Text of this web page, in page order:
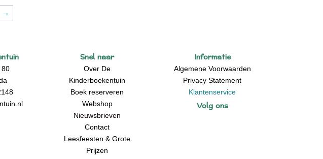
→
80
Snel naar
Over De
Kinderboekentuin
Boek reserveren
Webshop
Nieuwsbrieven
Contact
Leesfeesten & Grote
Prijzen
Informatie
Algemene Voorwaarden
Privacy Statement
Klantenservice
Volg ons